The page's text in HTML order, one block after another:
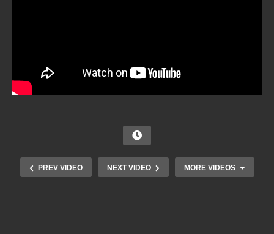
PREV VIDEO NEXT VIDEO MORE VIDEOS